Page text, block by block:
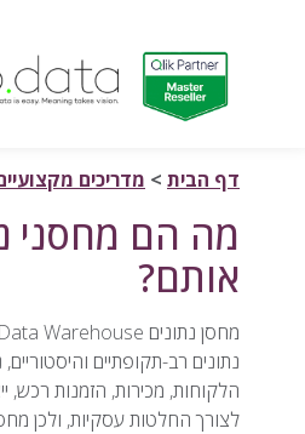
לדלג לתוכןדף הבית > מדריכים
אותם?
נתונים רב-תקופתיים
הלקוחות, מכירות, הזמנות רכש,
לצורך החלטות עסקיות, ולכן